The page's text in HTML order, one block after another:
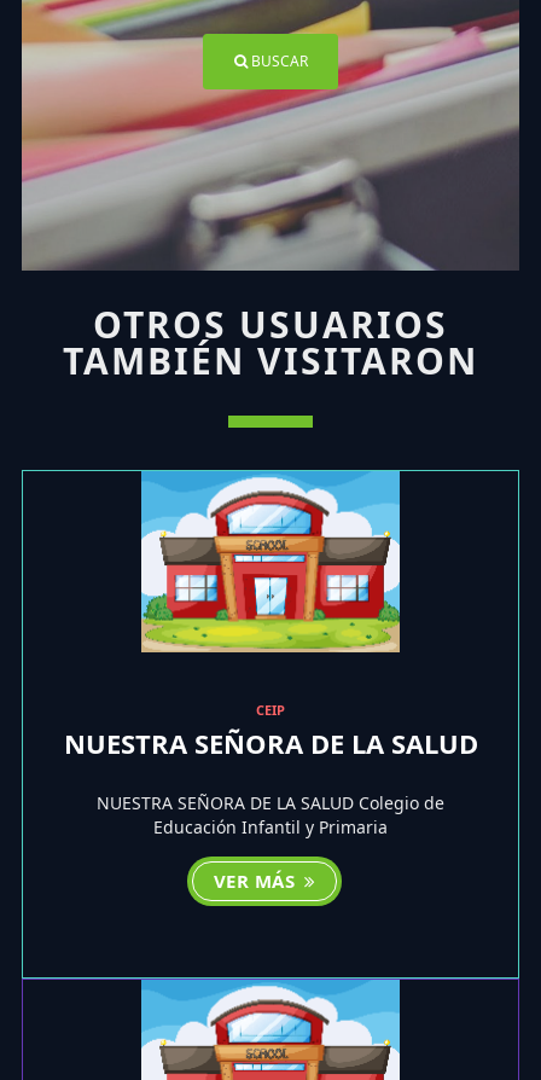
BUSCAR
OTROS USUARIOS
TAMBIÉN VISITARON
CEIP
NUESTRA SEÑORA DE LA SALUD
NUESTRA SEÑORA DE LA SALUD Colegio de
Educación Infantil y Primaria
VER MÁS